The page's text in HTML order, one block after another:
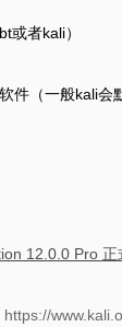
或者kali）
件（一般kali会
12.0.0 Pro